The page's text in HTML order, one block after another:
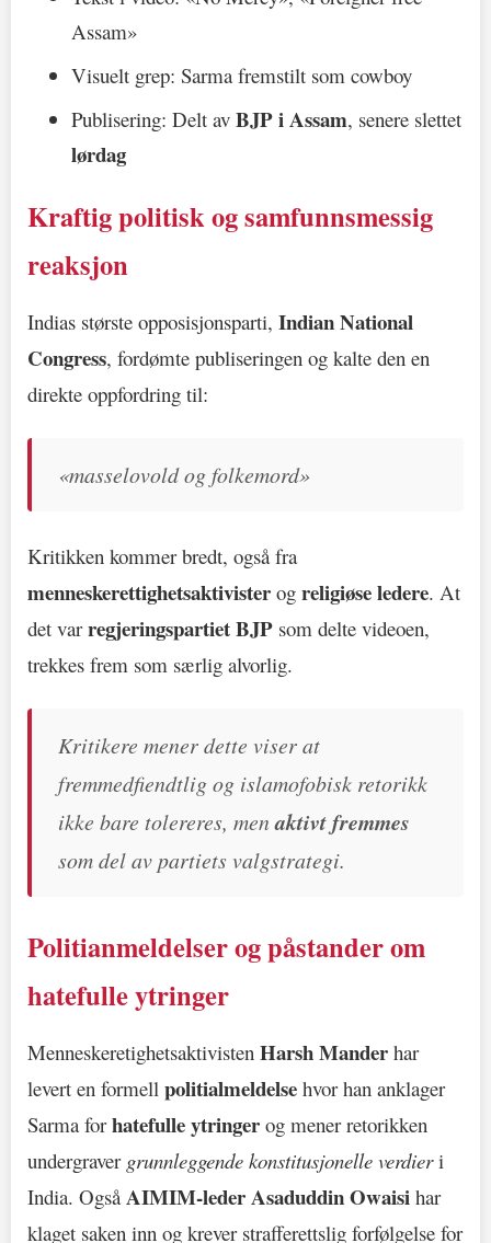
Assam»
Visuelt grep: Sarma fremstilt som cowboy
Publisering: Delt av BJP i Assam, senere slettet
lørdag
Kraftig politisk og samfunnsmessig
reaksjon
Indias største opposisjonsparti, Indian National
Congress, fordømte publiseringen og kalte den en
direkte oppfordring til:
«masselovold og folkemord»
Kritikken kommer bredt, også fra
menneskerettighetsaktivister og religiøse ledere. At
det varregjeringspartiet BJP som delte videoen,
trekkes frem som særlig alvorlig.
Kritikere mener dette viser at
fremmedfiendtlig og islamofobisk retorikk
ikke bare tolereres, menaktivt fremmes
som del av partiets valgstrategi.
Politianmeldelser og påstander om
hatefulle ytringer
Menneskeretighetsaktivisten Harsh Mander har
levert en formell politialmeldelse hvor han anklager
Sarma forhatefulle ytringer og mener retorikken
undergraver grunnleggende konstitusjonelle verdieri
India. OgsåAIMIM-leder Asaduddin Owaisi har
klaget saken inn og krever strafferettslig forfølgelse for